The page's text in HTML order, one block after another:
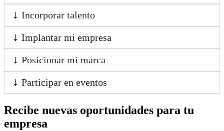
Incorporar talento
Implantar mi empresa
Posicionar mi marca
Participar en eventos
Recibe nuevas oportunidades para tu
empresa